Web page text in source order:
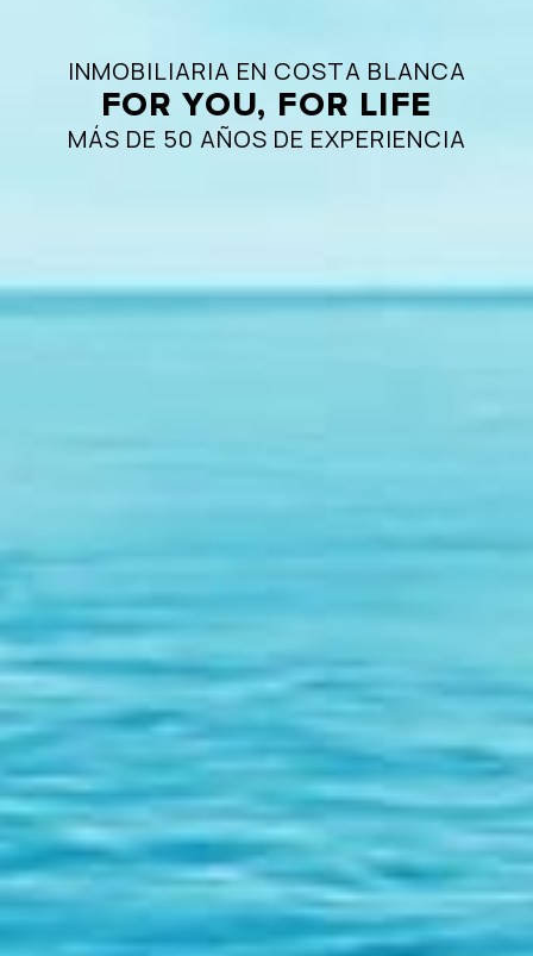
INMOBILIARIA EN COSTA BLANCA
FOR YOU, FOR LIFE
MÁS DE 50 AÑOS DE EXPERIENCIA